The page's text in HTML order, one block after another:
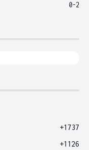
0-2
+1737
+1126